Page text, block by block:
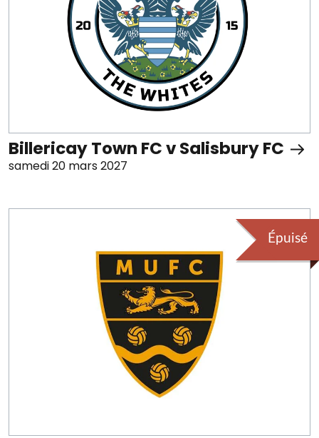
Billericay Town FC v Salisbury FC
samedi 20 mars 2027
Épuisé